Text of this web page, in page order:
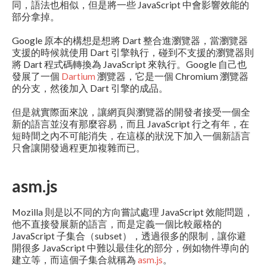
同，語法也相似，但是將一些 JavaScript 中會影響效能的
部分拿掉。
Google 原本的構想是想將 Dart 整合進瀏覽器，當瀏覽器
支援的時候就使用 Dart 引擎執行，碰到不支援的瀏覽器則
將 Dart 程式碼轉換為 JavaScript 來執行。Google 自己也
發展了一個 Dartium 瀏覽器，它是一個 Chromium 瀏覽器
的分支，然後加入 Dart 引擎的成品。
但是就實際面來說，讓網頁與瀏覽器的開發者接受一個全
新的語言並沒有那麼容易，而且 JavaScript 行之有年，在
短時間之內不可能消失，在這樣的狀況下加入一個新語言
只會讓開發過程更加複雜而已。
asm.js
Mozilla 則是以不同的方向嘗試處理 JavaScript 效能問題，
他不直接發展新的語言，而是定義一個比較嚴格的
JavaScript 子集合（subset），透過很多的限制，讓你避
開很多 JavaScript 中難以最佳化的部分，例如物件導向的
建立等，而這個子集合就稱為 asm.js。